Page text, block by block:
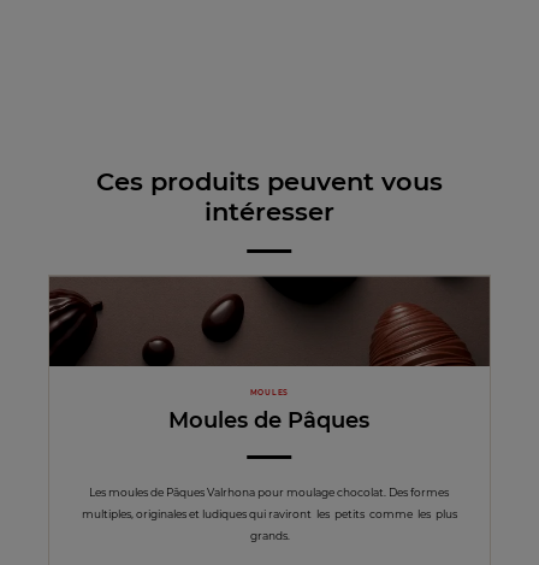
Ces produits peuvent vous
intéresser
MOULES
Moules de Pâques
Les moules de Pâques Valrhona pour moulage chocolat. Des formes
multiples, originales et ludiques qui raviront les petits comme les plus
grands.